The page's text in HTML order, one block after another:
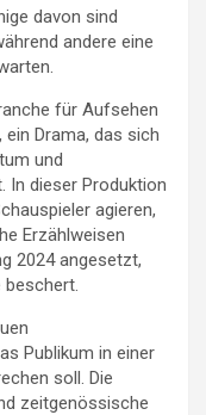
davon sind
andere eine
für Aufsehen
ein Drama, das sich
und
In dieser Produktion
agieren,
Erzählweisen
2024 angesetzt,
beschert.
Publikum in einer
soll. Die
zeitgenössische